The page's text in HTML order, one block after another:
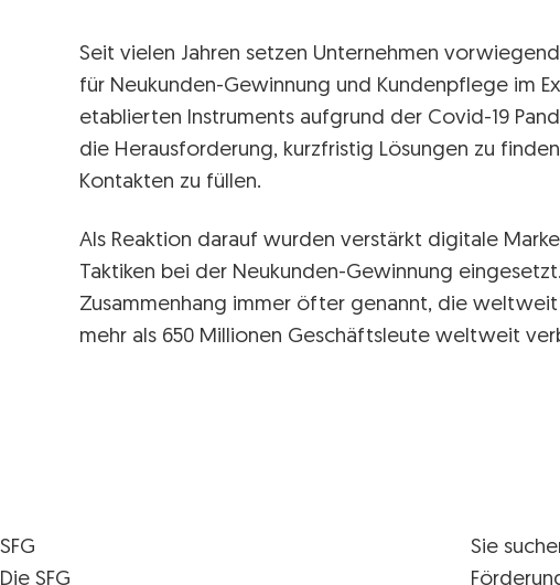
Seit vielen Jahren setzen Unternehmen
für Neukunden-Gewinnung und Kundenpflege im
etablierten Instruments aufgrund der Covid-19
die Herausforderung, kurzfristig Lösungen zu
Kontakten zu füllen.
Als Reaktion darauf wurden verstärkt digitale
Taktiken bei der Neukunden-Gewinnung
Zusammenhang immer öfter genannt, die
mehr als 650 Millionen Geschäftsleute weltweit
SFG
Die SFG
Sie